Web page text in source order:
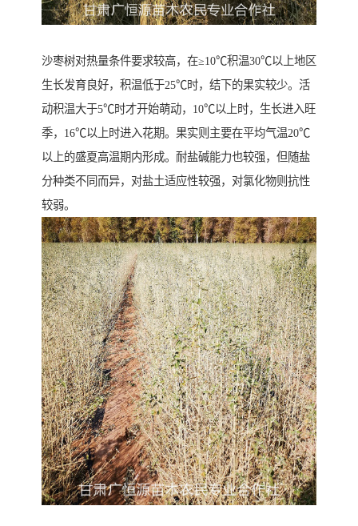
沙枣树对热量条件要求较高，在≥10℃积温30℃以上地区
生长发育良好，积温低于25℃时，结下的果实较少。活
动积温大于5℃时才开始萌动，10℃以上时，生长进入旺
季，16℃以上时进入花期。果实则主要在平均气温20℃
以上的盛夏高温期内形成。耐盐碱能力也较强，但随盐
分种类不同而异，对盐土适应性较强，对氯化物则抗性
较弱。